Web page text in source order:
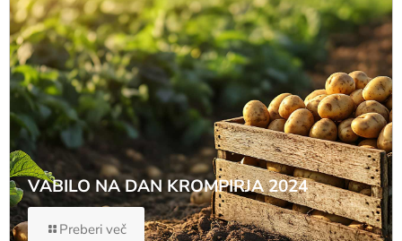
VABILO NA DAN KROMPIRJA 2024
Preberi več